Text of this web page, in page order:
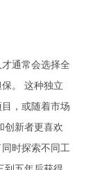
通常会选择全
。 这种独立
，或随着市场
创新者更喜欢
时探索不同工